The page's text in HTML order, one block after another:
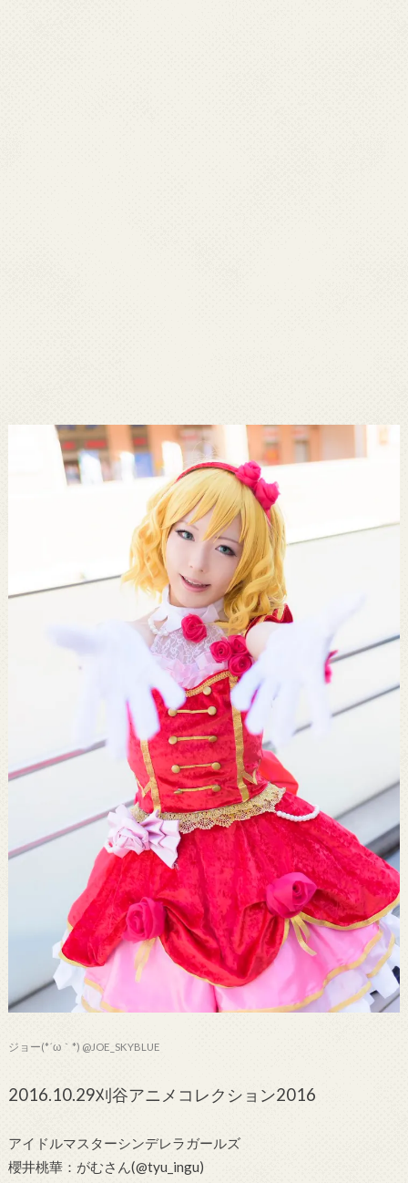
ジョー(*´ω｀*) @JOE_SKYBLUE
2016.10.29刈谷アニメコレクション2016
アイドルマスターシンデレラガールズ
櫻井桃華：がむさん(@tyu_ingu)